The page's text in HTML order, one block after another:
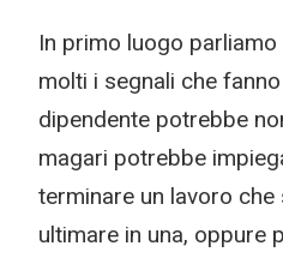
In primo luogo
molti i segnali che
dipendente potrebbe
magari potrebbe
terminare un lavoro
ultimare in una, oppure